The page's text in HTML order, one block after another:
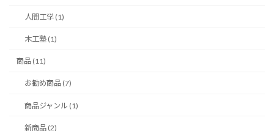
人間工学 (1)
木工塾 (1)
商品 (11)
お勧め商品 (7)
商品ジャンル (1)
新商品 (2)